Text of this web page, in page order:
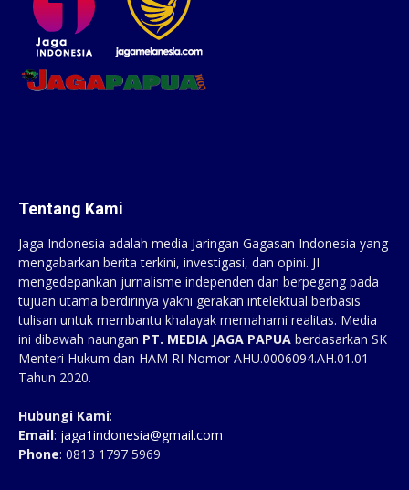
Tentang Kami
Jaga Indonesia adalah media Jaringan Gagasan Indonesia yang
mengabarkan berita terkini, investigasi, dan opini. JI
mengedepankan jurnalisme independen dan berpegang pada
tujuan utama berdirinya yakni gerakan intelektual berbasis
tulisan untuk membantu khalayak memahami realitas. Media
ini dibawah naungan PT. MEDIA JAGA PAPUA berdasarkan SK
Menteri Hukum dan HAM RI Nomor AHU.0006094.AH.01.01
Tahun 2020.
Hubungi Kami:
Email: jaga1indonesia@gmail.com
Phone: 0813 1797 5969